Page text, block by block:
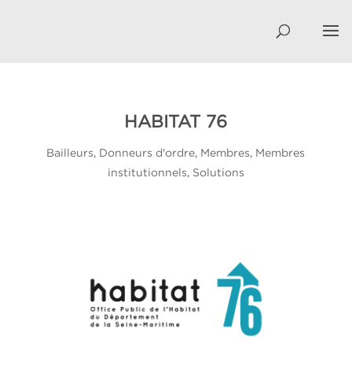
HABITAT 76
Bailleurs, Donneurs d'ordre, Membres, Membres
institutionnels, Solutions